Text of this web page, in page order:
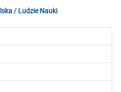
/ Ludzie Nauki